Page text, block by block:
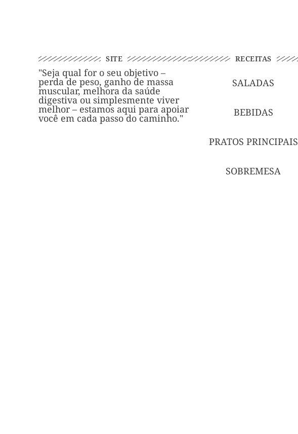
SITE
"Seja qual for o seu objetivo –
perda de peso, ganho de massa
muscular, melhora da saúde
digestiva ou simplesmente viver
melhor – estamos aqui para apoiar
você em cada passo do caminho."
RECEITAS
SALADAS
BEBIDAS
PRATOS PRINCIPAIS
SOBREMESA